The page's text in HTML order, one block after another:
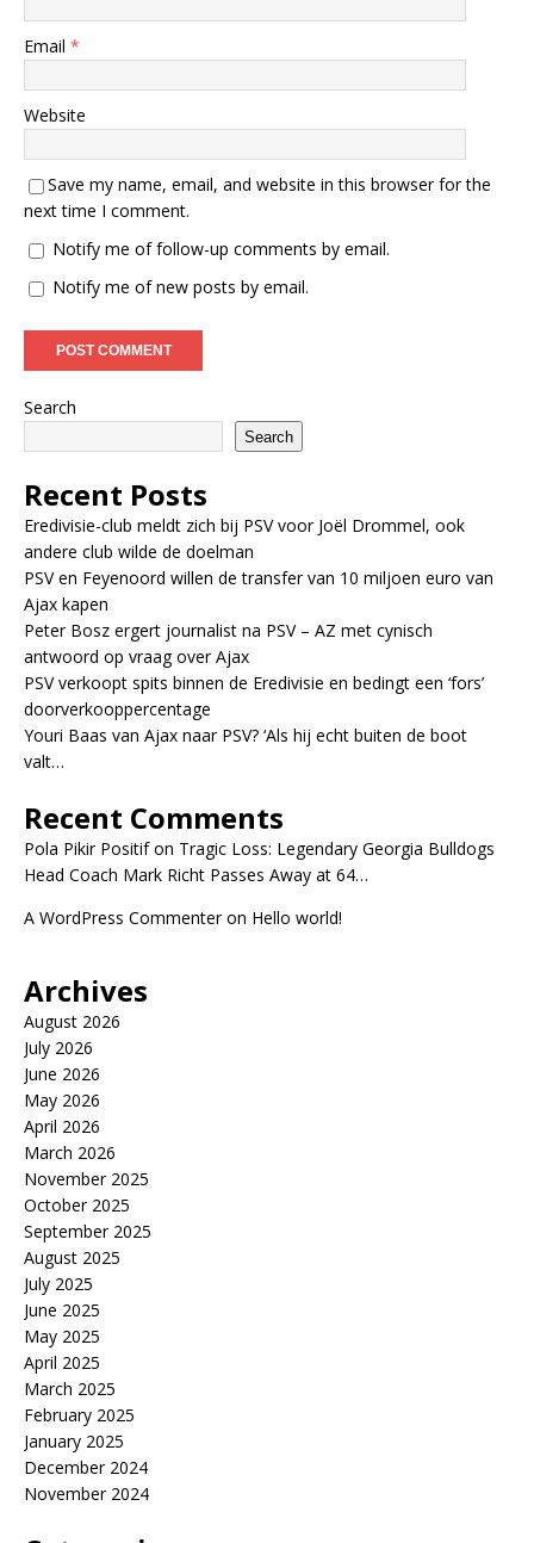
Email *
Website
Save my name, email, and website in this browser for the
next time I comment.
Notify me of follow-up comments by email.
Notify me of new posts by email.
Search
Search
Recent Posts
Eredivisie-club meldt zich bij PSV voor Joël Drommel, ook
andere club wilde de doelman
PSV en Feyenoord willen de transfer van 10 miljoen euro van
Ajax kapen
Peter Bosz ergert journalist na PSV – AZ met cynisch
antwoord op vraag over Ajax
PSV verkoopt spits binnen de Eredivisie en bedingt een ‘fors’
doorverkooppercentage
Youri Baas van Ajax naar PSV? ‘Als hij echt buiten de boot
valt…
Recent Comments
Pola Pikir Positifon Tragic Loss: Legendary Georgia Bulldogs
Head Coach Mark Richt Passes Away at 64…
A WordPress Commenteron Hello world!
Archives
August 2026
July 2026
June 2026
May 2026
April 2026
March 2026
November 2025
October 2025
September 2025
August 2025
July 2025
June 2025
May 2025
April 2025
March 2025
February 2025
January 2025
December 2024
November 2024